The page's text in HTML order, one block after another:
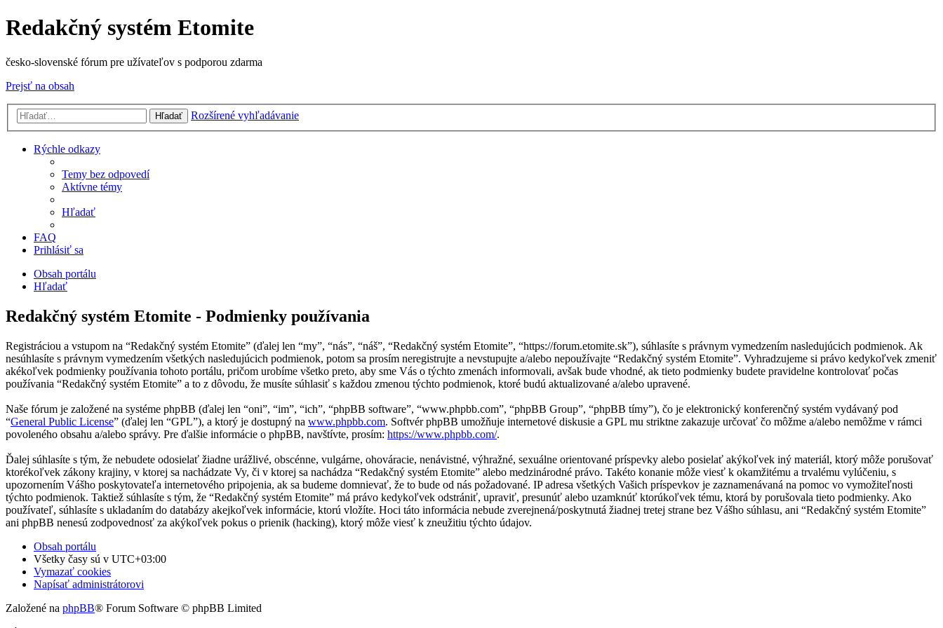
Redakčný systém Etomite
česko-slovenské fórum pre užívateľov s podporou zdarma
Prejsť na obsah
Hľadať Rozšírené vyhľadávanie
Rýchle odkazy
Temy bez odpovedí
Aktívne témy
Hľadať
FAQ
Prihlásiť sa
Obsah portálu
Hľadať
Redakčný systém Etomite - Podmienky používania
Registráciou a vstupom na “Redakčný systém Etomite” (ďalej len “my”, “nás”, “náš”, “Redakčný systém Etomite”, “https://forum.etomite.sk”), súhlasíte s právnym vymedzením nasledujúcich podmienok. Ak
nesúhlasíte s právnym vymedzením všetkých nasledujúcich podmienok, potom sa prosím neregistrujte a nevstupujte a/alebo nepoužívajte “Redakčný systém Etomite”. Vyhradzujeme si právo kedykoľvek zmeniť
akékoľvek podmienky používania tohoto portálu, pričom urobíme všetko preto, aby sme Vás o týchto zmenách informovali, avšak bude vhodné, ak tieto podmienky budete pravidelne kontrolovať počas
používania “Redakčný systém Etomite” a to z dôvodu, že musíte súhlasiť s každou zmenou týchto podmienok, ktoré budú aktualizované a/alebo upravené.
Naše fórum je založené na systéme phpBB (ďalej len “oni”, “im”, “ich”, “phpBB software”, “www.phpbb.com”, “phpBB Group”, “phpBB tímy”), čo je elektronický konferenčný systém vydávaný pod
“General Public License” (ďalej len “GPL”), a ktorý je dostupný na www.phpbb.com. Softvér phpBB umožňuje internetové diskusie a GPL mu striktne zakazuje určovať čo môžme a/alebo nemôžme v rámci
povoleného obsahu a/alebo správy. Pre ďalšie informácie o phpBB, navštívte, prosím: https://www.phpbb.com/.
Ďalej súhlasíte s tým, že nebudete odosielať žiadne urážlivé, obscénne, vulgárne, ohováracie, nenávistné, výhražné, sexuálne orientované príspevky alebo posielať akýkoľvek iný materiál, ktorý môže porušovať
ktorékoľvek zákony krajiny, v ktorej sa nachádzate Vy, či v ktorej sa nachádza “Redakčný systém Etomite” alebo medzinárodné právo. Takéto konanie môže viesť k okamžitému a trvalému vylúčeniu, s
upozornením Vášho poskytovateľa internetového pripojenia, ak sa budeme domnievať, že to bude od nás požadované. IP adresa všetkých Vašich príspevkov je zaznamenávaná na pomoc vo vymožiteľnosti
týchto podmienok. Taktiež súhlasíte s tým, že “Redakčný systém Etomite” má právo kedykoľvek odstrániť, upraviť, presunúť alebo uzamknúť ktorúkoľvek tému, ktorá by porušovala tieto podmienky. Ako
používateľ, súhlasíte s ukladaním do databázy akejkoľvek informácie, ktorú vložíte. Hoci táto informácia nebude zverejnená/poskytnutá žiadnej tretej strane bez Vášho súhlasu, ani “Redakčný systém Etomite”
ani phpBB nenesú zodpovednosť za akýkoľvek pokus o prienik (hacking), ktorý môže viesť k zneužitiu týchto údajov.
Obsah portálu
Všetky časy sú v UTC+03:00
Vymazať cookies
Napísať administrátorovi
Založené na phpBB® Forum Software © phpBB Limited